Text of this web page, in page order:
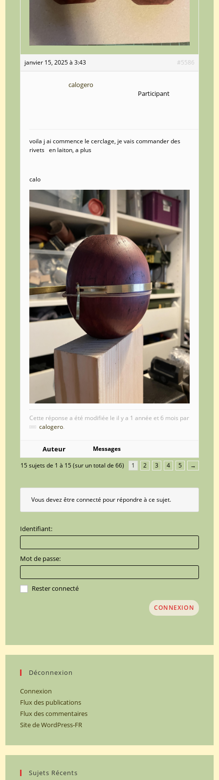
janvier 15, 2025 à 3:43 #5586
calogero
Participant
voila j ai commence le cerclage, je vais commander des
rivets en laiton, a plus
calo
Cette réponse a été modifiée le il y a 1 année et 6 mois par
calogero.
Auteur
Messages
15 sujets de 1 à 15 (sur un total de 66)
1 2 3 4 5 →
Vous devez être connecté pour répondre à ce sujet.
Identifiant:
Mot de passe:
Rester connecté
CONNEXION
Déconnexion
Connexion
Flux des publications
Flux des commentaires
Site de WordPress-FR
Sujets Récents